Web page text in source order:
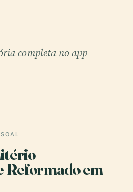
completa no app
em